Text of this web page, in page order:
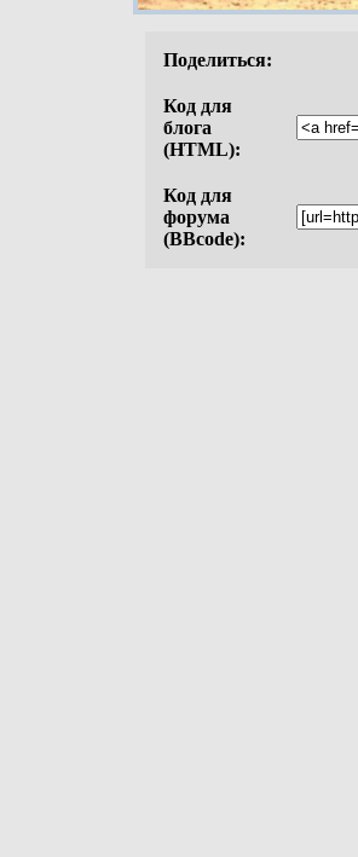
Поделиться:
Код для
блога
(HTML):
Код для
форума
(BBcode):